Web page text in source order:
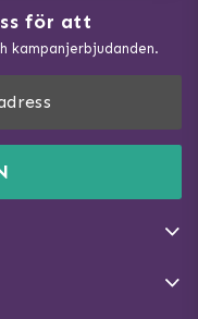
för att
kampanjerbjudanden.